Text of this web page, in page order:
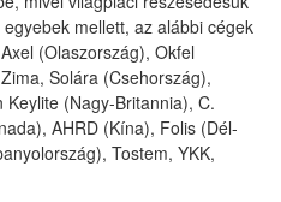
mellett, az alábbi cégek
(Olaszország), Okfel
Solára (Csehország),
(Nagy-Britannia), C.
AHRD (Kína), Folis (Dél-
Tostem, YKK,